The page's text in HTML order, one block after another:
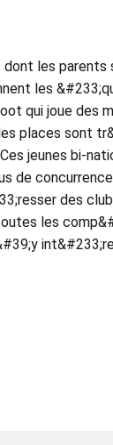
les
les
qui joue des
places sont
jeunes bi-
de
des
les